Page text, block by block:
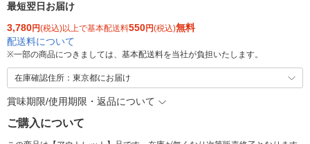
最短翌日お届け
3,780円(税込)以上で基本配送料550円(税込)無料
配送料について
※一部の商品につきましては、基本配送料を当社が負担いたします。
在庫確認住所：東京都にお届け
賞味期限/使用期限・返品について
ご購入について